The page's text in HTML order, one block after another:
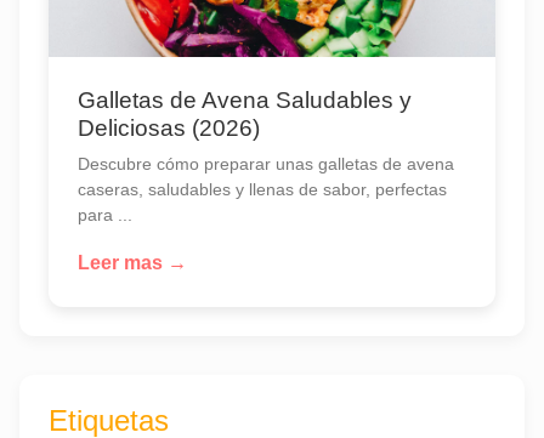
Galletas de Avena Saludables y
Deliciosas (2026)
Descubre cómo preparar unas galletas de avena
caseras, saludables y llenas de sabor, perfectas
para ...
Leer mas →
Etiquetas